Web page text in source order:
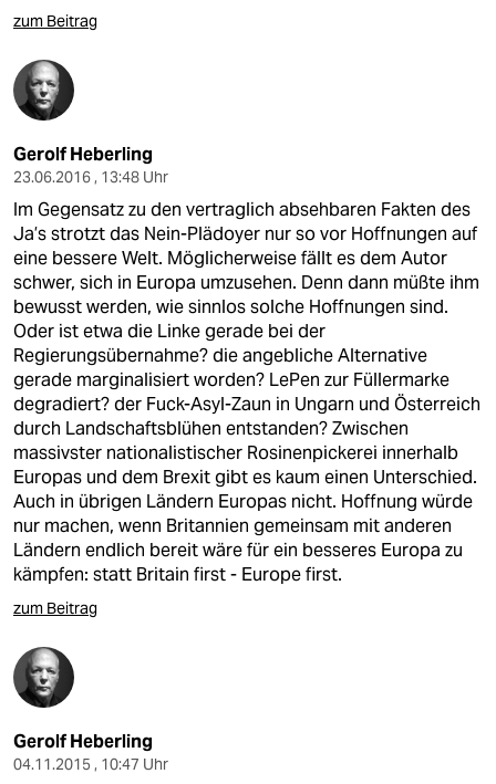
zum Beitrag
Gerolf Heberling
23.06.2016 , 13:48 Uhr
Im Gegensatz zu den vertraglich absehbaren Fakten des
Ja’s strotzt das Nein-Plädoyer nur so vor Hoffnungen auf
eine bessere Welt. Möglicherweise fällt es dem Autor
schwer, sich in Europa umzusehen. Denn dann müßte ihm
bewusst werden, wie sinnlos solche Hoffnungen sind.
Oder ist etwa die Linke gerade bei der
Regierungsübernahme? die angebliche Alternative
gerade marginalisiert worden? LePen zur Füllermarke
degradiert? der Fuck-Asyl-Zaun in Ungarn und Österreich
durch Landschaftsblühen entstanden? Zwischen
massivster nationalistischer Rosinenpickerei innerhalb
Europas und dem Brexit gibt es kaum einen Unterschied.
Auch in übrigen Ländern Europas nicht. Hoffnung würde
nur machen, wenn Britannien gemeinsam mit anderen
Ländern endlich bereit wäre für ein besseres Europa zu
kämpfen: statt Britain first - Europe first.
zum Beitrag
Gerolf Heberling
04.11.2015 , 10:47 Uhr